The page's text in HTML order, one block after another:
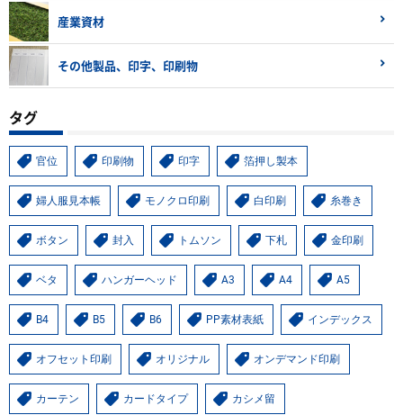
産業資材
その他製品、印字、印刷物
タグ
官位 印刷物 印字 箔押し製本
婦人服見本帳 モノクロ印刷 白印刷 糸巻き
ボタン 封入 トムソン 下札 金印刷
ベタ ハンガーヘッド A3 A4 A5
B4 B5 B6 PP素材表紙 インデックス
オフセット印刷 オリジナル オンデマンド印刷
カーテン カードタイプ カシメ留